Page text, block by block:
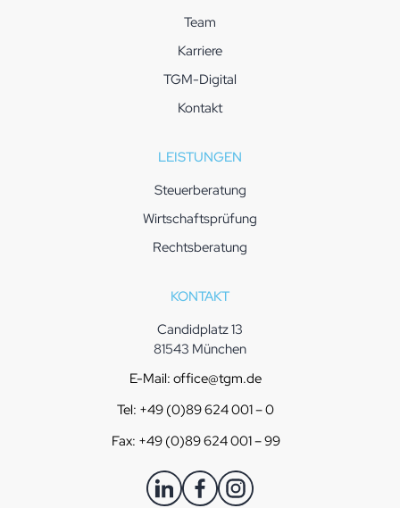
Team
Karriere
TGM-Digital
Kontakt
LEISTUNGEN
Steuerberatung
Wirtschaftsprüfung
Rechtsberatung
KONTAKT
Candidplatz 13
81543 München
E-Mail: office@tgm.de
Tel: +49 (0)89 624 001 – 0
Fax: +49 (0)89 624 001 – 99